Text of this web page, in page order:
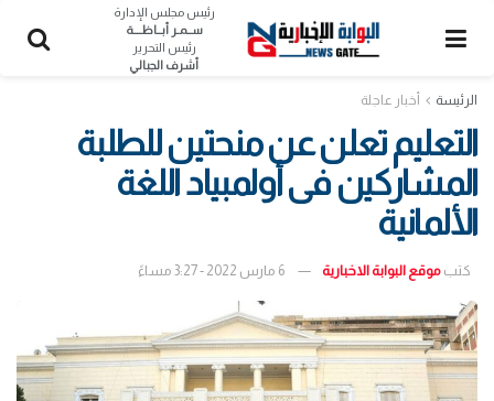
رئيس مجلس الإدارة
ســمـر أبــاظــــة
رئيس التحرير
أشرف الجبالي
الرئيسة أخبار عاجلة
التعليم تعلن عن منحتين للطلبة
المشاركين فى أولمبياد اللغة
الألمانية
كتب موقع البوابة الاخبارية 6 مارس 2022 - 3:27 مساءً